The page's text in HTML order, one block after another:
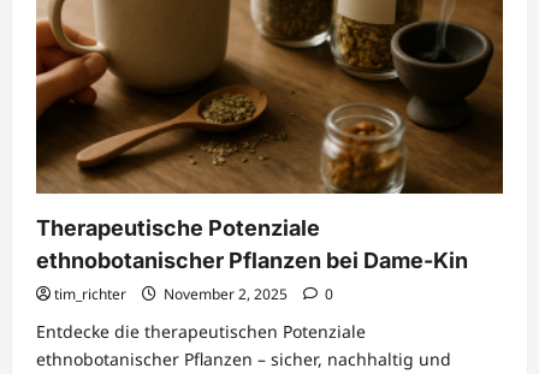
Therapeutische Potenziale
ethnobotanischer Pflanzen bei Dame-Kin
tim_richter November 2, 2025 0
Entdecke die therapeutischen Potenziale
ethnobotanischer Pflanzen – sicher, nachhaltig und